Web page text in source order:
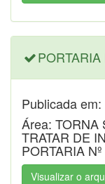
Publicada
Área: TORNA
TRATAR DE
PORTARIA
Visualizar o